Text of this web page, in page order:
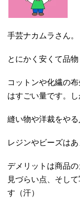
手芸ナカムラさん。
とにかく安くて品物
コットンや化繊の
はすごい量です。し
縫い物や洋裁をやる
レジンやビーズはあ
デメリットは商品
見づらい点、そし
す（汗）